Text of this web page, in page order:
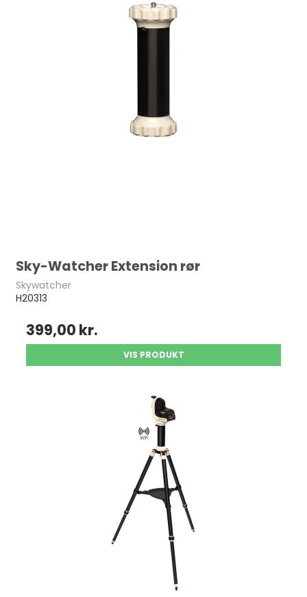
Sky-Watcher Extension rør
Skywatcher
H20313
399,00 kr.
VIS PRODUKT